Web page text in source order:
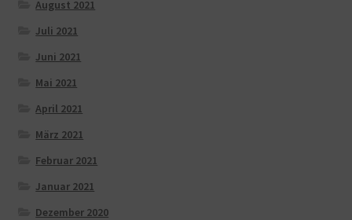
August 2021
Juli 2021
Juni 2021
Mai 2021
April 2021
März 2021
Februar 2021
Januar 2021
Dezember 2020